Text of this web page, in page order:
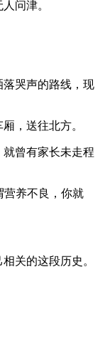
问津。
哭声的路线，现
，送往北方。
曾有家长未走程
养不良，你就
关的这段历史。